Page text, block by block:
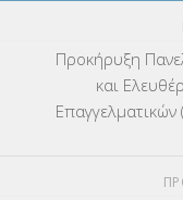
Προκήρυξη
και